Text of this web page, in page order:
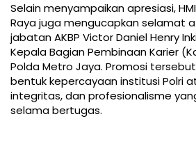
Selain menyampaikan apresiasi,
Raya juga mengucapkan selamat
jabatan AKBP Victor Daniel Henry
Kepala Bagian Pembinaan Karier
Polda Metro Jaya. Promosi
bentuk kepercayaan institusi Polri
integritas, dan profesionalisme
selama bertugas.